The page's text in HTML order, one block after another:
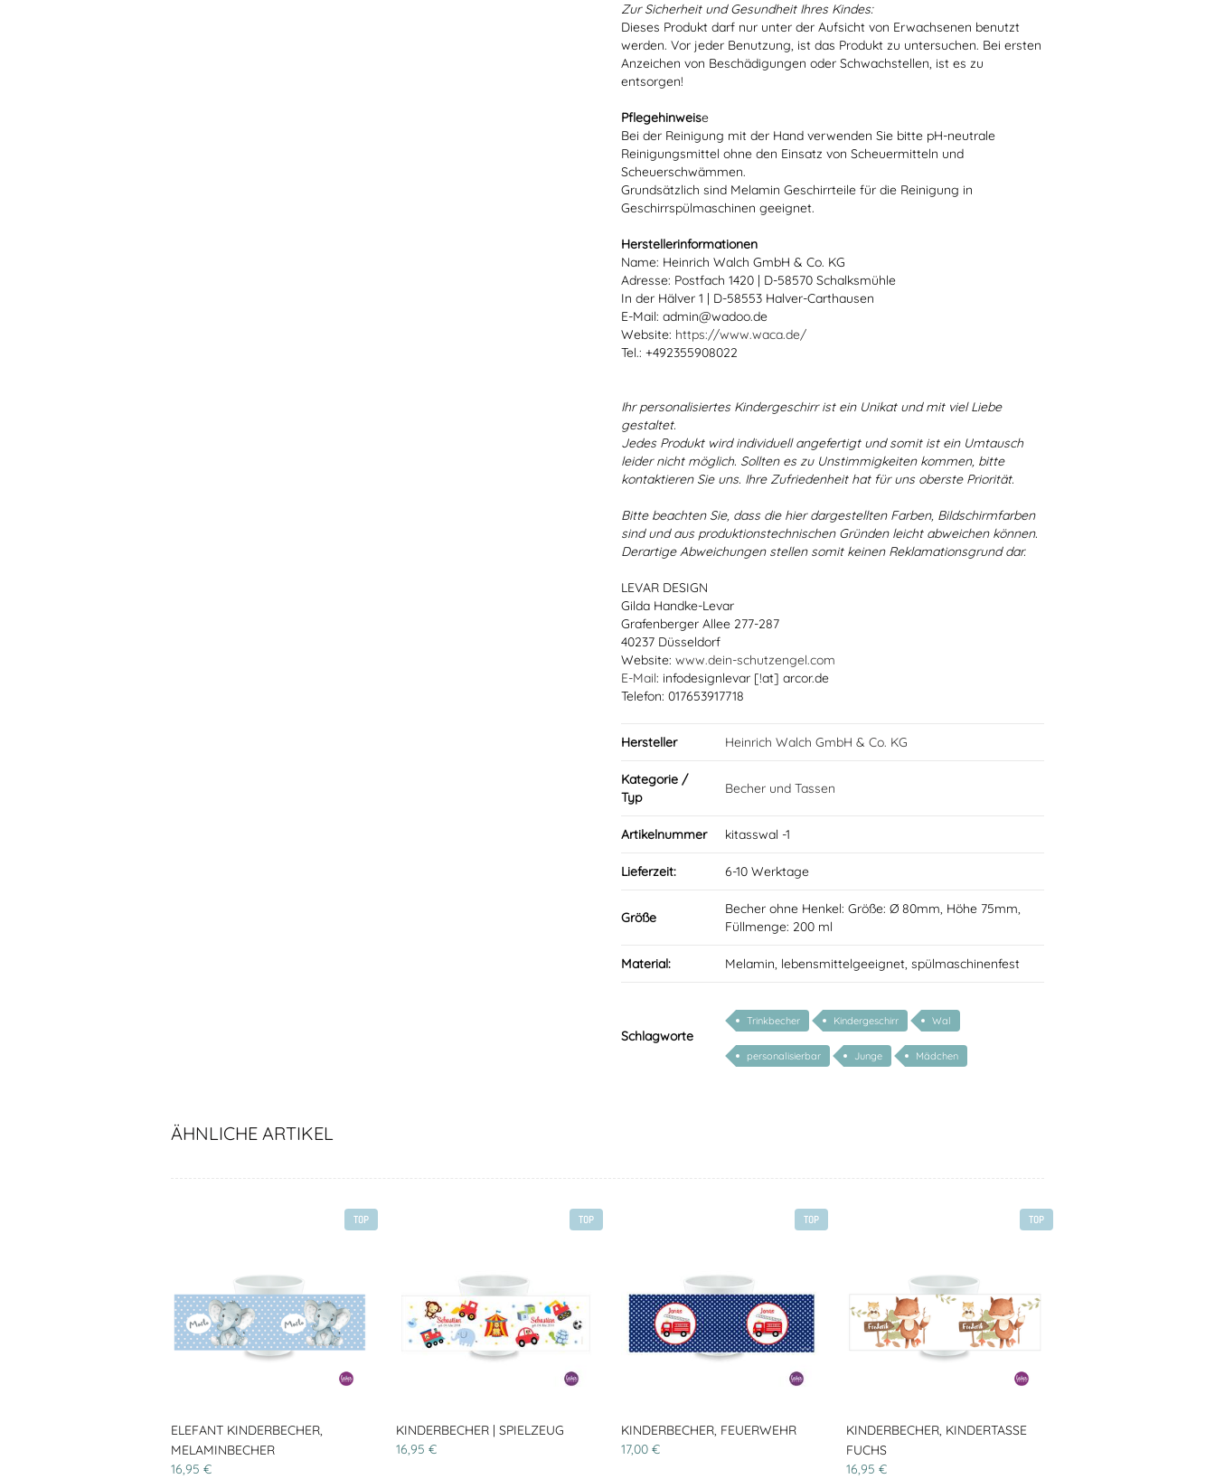
Zur Sicherheit und Gesundheit Ihres Kindes:
Dieses Produkt darf nur unter der Aufsicht von Erwachsenen benutzt
werden. Vor jeder Benutzung, ist das Produkt zu untersuchen. Bei ersten
Anzeichen von Beschädigungen oder Schwachstellen, ist es zu
entsorgen!
Pflegehinweise
Bei der Reinigung mit der Hand verwenden Sie bitte pH-neutrale
Reinigungsmittel ohne den Einsatz von Scheuermitteln und
Scheuerschwämmen.
Grundsätzlich sind Melamin Geschirrteile für die Reinigung in
Geschirrspülmaschinen geeignet.
Herstellerinformationen
Name: Heinrich Walch GmbH & Co. KG
Adresse: Postfach 1420 | D-58570 Schalksmühle
In der Hälver 1 | D-58553 Halver-Carthausen
E-Mail: admin@wadoo.de
Website: https://www.waca.de/
Tel.: +492355908022
Ihr personalisiertes Kindergeschirr ist ein Unikat und mit viel Liebe
gestaltet.
Jedes Produkt wird individuell angefertigt und somit ist ein Umtausch
leider nicht möglich. Sollten es zu Unstimmigkeiten kommen, bitte
kontaktieren Sie uns. Ihre Zufriedenheit hat für uns oberste Priorität.
Bitte beachten Sie, dass die hier dargestellten Farben, Bildschirmfarben
sind und aus produktionstechnischen Gründen leicht abweichen können.
Derartige Abweichungen stellen somit keinen Reklamationsgrund dar.
LEVAR DESIGN
Gilda Handke-Levar
Grafenberger Allee 277-287
40237 Düsseldorf
Website: www.dein-schutzengel.com
E-Mail: infodesignlevar [!at] arcor.de
Telefon: 017653917718
Hersteller Heinrich Walch GmbH & Co. KG
Kategorie /
Typ
Becher und Tassen
Artikelnummer kitasswal -1
Lieferzeit: 6-10 Werktage
Größe
Becher ohne Henkel: Größe: Ø 80mm, Höhe 75mm,
Füllmenge: 200 ml
Material: Melamin, lebensmittelgeeignet, spülmaschinenfest
Schlagworte
Trinkbecher Kindergeschirr Wal
personalisierbar Junge Mädchen
ÄHNLICHE ARTIKEL
TOP
ELEFANT KINDERBECHER,
MELAMINBECHER
16,95 €
TOP
KINDERBECHER | SPIELZEUG
16,95 €
TOP
KINDERBECHER, FEUERWEHR
17,00 €
TOP
KINDERBECHER, KINDERTASSE
FUCHS
16,95 €